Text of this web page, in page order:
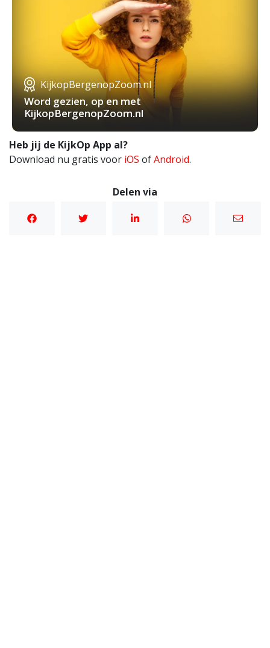
KijkopBergenopZoom.nl
Word gezien, op en met
KijkopBergenopZoom.nl
Heb jij de KijkOp App al?
Download nu gratis voor iOS ofAndroid.
Delen via